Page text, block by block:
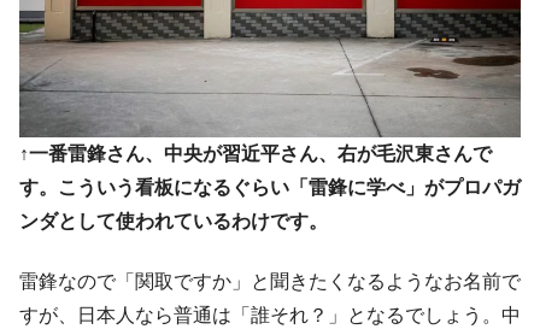
『Money1』
韓国型イージス搭載の次世代駆逐艦
「KDDX」1番艦、2032年竣工と公示
『Money1』
【対日本円】ウォン安が急進！ 日米の協調
に韓国がいっちょがみしたのでは。
『Money1』
韓国政府『BYD』車への補助金を全廃 ⇒ 実
は韓国で『BYD』車は売れている。6カ月で対前年同期比
1.9倍！
く空港に詰めかけ「出て行け！」「極右勢力」のプラカー
ドを掲げる「在韓反米勢力」
↑一番雷鋒さん、中央が習近平さん、右が毛沢東さんで
す。こういう看板になるぐらい「雷鋒に学べ」がプロパガ
ンダとして使われているわけです。
雷鋒なので「関取ですか」と聞きたくなるようなお名前で
すが、日本人なら普通は「誰それ？」となるでしょう。中